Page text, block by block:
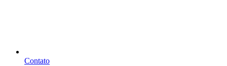
Contato